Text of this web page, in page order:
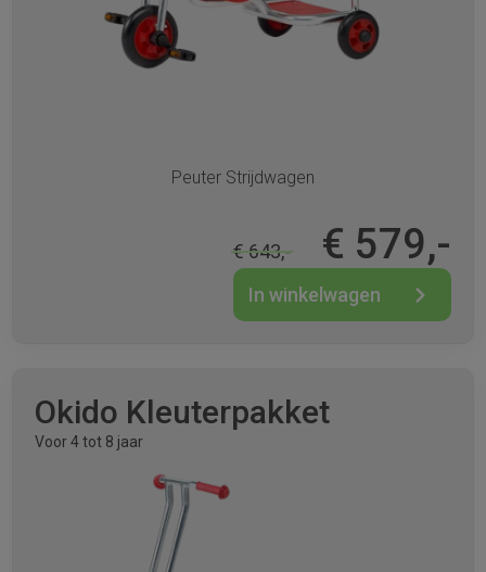
Peuter Strijdwagen
€ 643,- € 579,-
In winkelwagen
Okido Kleuterpakket
Voor 4 tot 8 jaar